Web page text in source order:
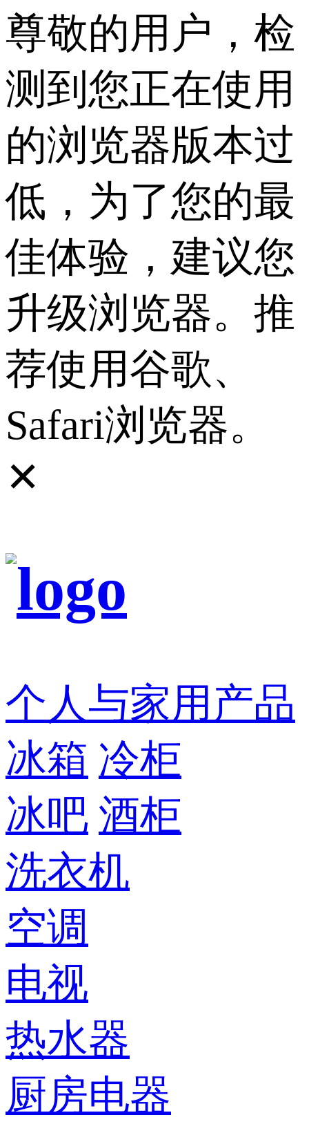
尊敬的用户，检
测到您正在使用
的浏览器版本过
低，为了您的最
佳体验，建议您
升级浏览器。推
荐使用谷歌、
Safari浏览器。
✕
个人与家用产品
冰箱 冷柜
冰吧 酒柜
洗衣机
空调
电视
热水器
厨房电器